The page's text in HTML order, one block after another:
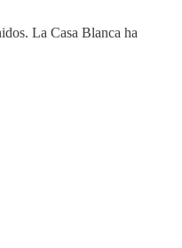
La Casa Blanca ha